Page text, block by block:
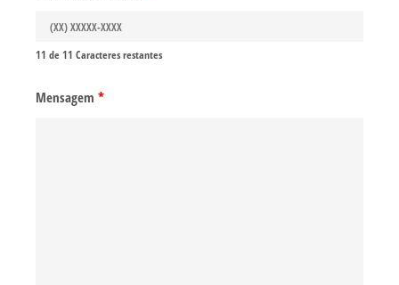
11 de 11 Caracteres restantes
Mensagem *